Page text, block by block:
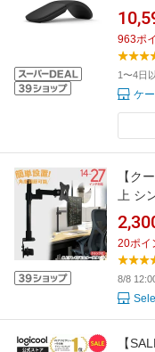
963ポ
1〜4日
ケ
【ク
上 シ
モニ
テレ
チル
20ポイ
8/8
【